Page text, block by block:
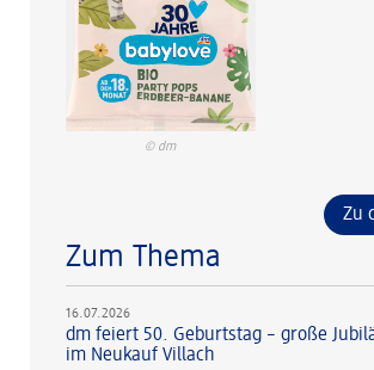
© dm
Zu
Zum Thema
16.07.2026
dm feiert 50. Geburtstag – große
im Neukauf Villach